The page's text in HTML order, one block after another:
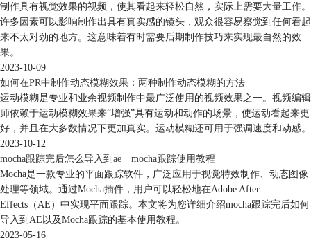
制作具有视觉效果的视频，使其看起来轻松自然，实际上需要大量工作。
许多因素可以影响制作出具有真实感的镜头，观众很容易察觉到任何看起
来不太对劲的地方。这意味着有时需要后期制作技巧来实现最自然的效
果。
2023-10-09
如何在PR中制作动态模糊效果：两种制作动态模糊的方法
运动模糊是专业和业余视频制作中最广泛使用的视频效果之一。视频编辑
师依赖于运动模糊效果来“增强”具有运动和动作的场景，使运动看起来更
好，并且在大多数情况下更加真实。运动模糊还可用于强调速度和动感。
2023-10-12
mocha跟踪完后怎么导入到ae mocha跟踪使用教程
Mocha是一款专业的平面跟踪软件，广泛应用于视觉特效制作、动态图像
处理等领域。通过Mocha插件，用户可以轻松地在Adobe After
Effects（AE）中实现平面跟踪。本文将为您详细介绍mocha跟踪完后如何
导入到AE以及Mocha跟踪的基本使用教程。
2023-05-16